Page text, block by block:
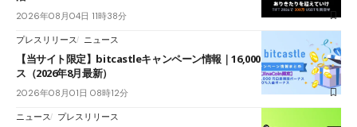
2026年08月04日 11時38分
プレスリリース ニュース
【当サイト限定】bitcastleキャンペーン情報｜16,000円口座開設ボーナ
ス（2026年8月最新）
2026年08月01日 08時12分
ニュース プレスリリース